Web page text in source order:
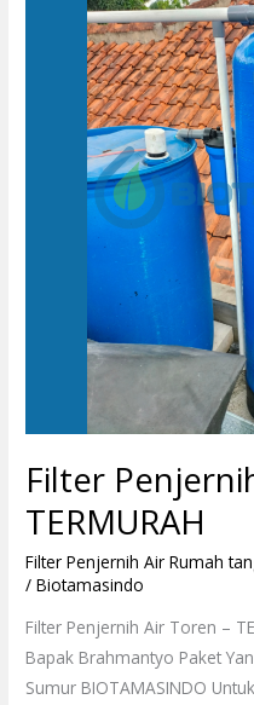
Filter
TERMURAH
Filter Penjernih Air Rumah
/Biotamasindo
Filter Penjernih Air Toren –
Bapak Brahmantyo Paket
Sumur BIOTAMASINDO
TERMURAH